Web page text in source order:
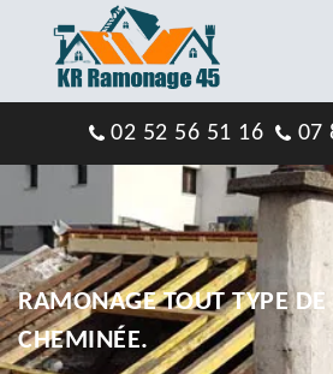
02 52 56 51 16 07
RAMONAGE TOUT TYPE
CHEMINÉE.